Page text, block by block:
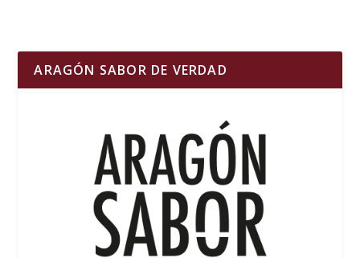
ARAGÓN SABOR DE VERDAD